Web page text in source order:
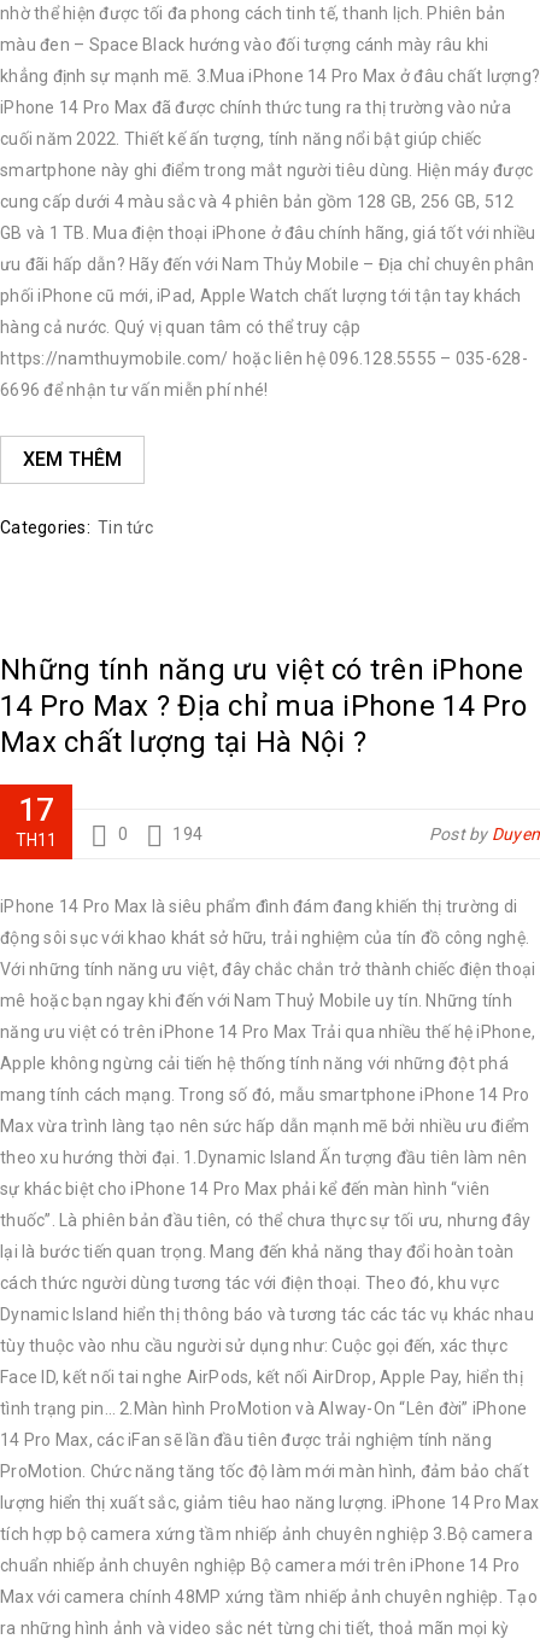
nhờ thể hiện được tối đa phong cách tinh tế, thanh lịch. Phiên bản
màu đen – Space Black hướng vào đối tượng cánh mày râu khi
khẳng định sự mạnh mẽ. 3.Mua iPhone 14 Pro Max ở đâu chất lượng?
iPhone 14 Pro Max đã được chính thức tung ra thị trường vào nửa
cuối năm 2022. Thiết kế ấn tượng, tính năng nổi bật giúp chiếc
smartphone này ghi điểm trong mắt người tiêu dùng. Hiện máy được
cung cấp dưới 4 màu sắc và 4 phiên bản gồm 128 GB, 256 GB, 512
GB và 1 TB. Mua điện thoại iPhone ở đâu chính hãng, giá tốt với nhiều
ưu đãi hấp dẫn? Hãy đến với Nam Thủy Mobile – Địa chỉ chuyên phân
phối iPhone cũ mới, iPad, Apple Watch chất lượng tới tận tay khách
hàng cả nước. Quý vị quan tâm có thể truy cập
https://namthuymobile.com/ hoặc liên hệ 096.128.5555 – 035-628-
6696 để nhận tư vấn miễn phí nhé!
XEM THÊM
Categories: Tin tức
Những tính năng ưu việt có trên iPhone
14 Pro Max ? Địa chỉ mua iPhone 14 Pro
Max chất lượng tại Hà Nội ?
17
TH11 0 194 Post by Duyen
iPhone 14 Pro Max là siêu phẩm đình đám đang khiến thị trường di
động sôi sục với khao khát sở hữu, trải nghiệm của tín đồ công nghệ.
Với những tính năng ưu việt, đây chắc chắn trở thành chiếc điện thoại
mê hoặc bạn ngay khi đến với Nam Thuỷ Mobile uy tín. Những tính
năng ưu việt có trên iPhone 14 Pro Max Trải qua nhiều thế hệ iPhone,
Apple không ngừng cải tiến hệ thống tính năng với những đột phá
mang tính cách mạng. Trong số đó, mẫu smartphone iPhone 14 Pro
Max vừa trình làng tạo nên sức hấp dẫn mạnh mẽ bởi nhiều ưu điểm
theo xu hướng thời đại. 1.Dynamic Island Ấn tượng đầu tiên làm nên
sự khác biệt cho iPhone 14 Pro Max phải kể đến màn hình “viên
thuốc”. Là phiên bản đầu tiên, có thể chưa thực sự tối ưu, nhưng đây
lại là bước tiến quan trọng. Mang đến khả năng thay đổi hoàn toàn
cách thức người dùng tương tác với điện thoại. Theo đó, khu vực
Dynamic Island hiển thị thông báo và tương tác các tác vụ khác nhau
tùy thuộc vào nhu cầu người sử dụng như: Cuộc gọi đến, xác thực
Face ID, kết nối tai nghe AirPods, kết nối AirDrop, Apple Pay, hiển thị
tình trạng pin… 2.Màn hình ProMotion và Alway-On “Lên đời” iPhone
14 Pro Max, các iFan sẽ lần đầu tiên được trải nghiệm tính năng
ProMotion. Chức năng tăng tốc độ làm mới màn hình, đảm bảo chất
lượng hiển thị xuất sắc, giảm tiêu hao năng lượng. iPhone 14 Pro Max
tích hợp bộ camera xứng tầm nhiếp ảnh chuyên nghiệp 3.Bộ camera
chuẩn nhiếp ảnh chuyên nghiệp ‌Bộ camera mới trên ‌iPhone 14 Pro‌
Max với camera chính 48MP xứng tầm nhiếp ảnh chuyên nghiệp. Tạo
ra những hình ảnh và video sắc nét từng chi tiết, thoả mãn mọi kỳ